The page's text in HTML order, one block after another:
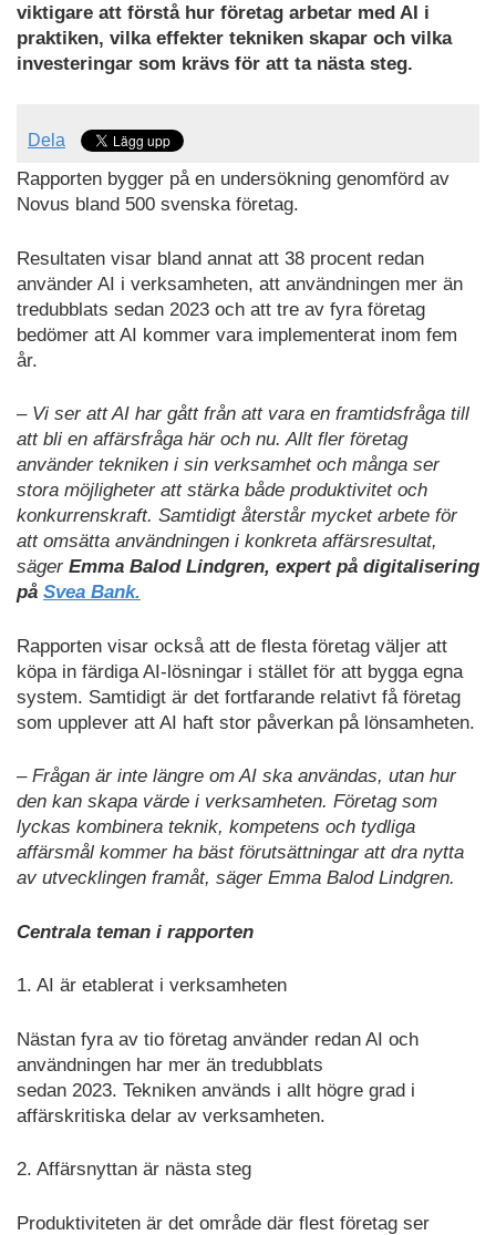
viktigare att förstå hur företag arbetar med AI i
praktiken, vilka effekter tekniken skapar och vilka
investeringar som krävs för att ta nästa steg.
Dela
Rapporten bygger på en undersökning genomförd av
Novus bland 500 svenska företag.
Resultaten visar bland annat att 38 procent redan
använder AI i verksamheten, att användningen mer än
tredubblats sedan 2023 och att tre av fyra företag
bedömer att AI kommer vara implementerat inom fem
år.
– Vi ser att AI har gått från att vara en framtidsfråga till
att bli en affärsfråga här och nu. Allt fler företag
använder tekniken i sin verksamhet och många ser
stora möjligheter att stärka både produktivitet och
konkurrenskraft. Samtidigt återstår mycket arbete för
att omsätta användningen i konkreta affärsresultat,
säger Emma Balod Lindgren, expert på digitalisering
på Svea Bank.
Rapporten visar också att de flesta företag väljer att
köpa in färdiga AI-lösningar i stället för att bygga egna
system. Samtidigt är det fortfarande relativt få företag
som upplever att AI haft stor påverkan på lönsamheten.
– Frågan är inte längre om AI ska användas, utan hur
den kan skapa värde i verksamheten. Företag som
lyckas kombinera teknik, kompetens och tydliga
affärsmål kommer ha bäst förutsättningar att dra nytta
av utvecklingen framåt, säger Emma Balod Lindgren.
Centrala teman i rapporten
1. AI är etablerat i verksamheten
Nästan fyra av tio företag använder redan AI och
användningen har mer än tredubblats
sedan 2023. Tekniken används i allt högre grad i
affärskritiska delar av verksamheten.
2. Affärsnyttan är nästa steg
Produktiviteten är det område där flest företag ser